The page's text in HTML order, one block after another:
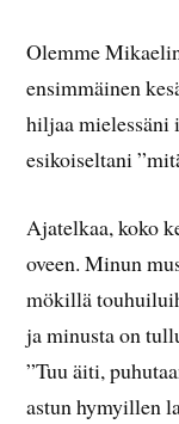
Olemme
ensimmäinen
hiljaa mielessäni
esikoiseltani
Ajatelkaa, koko
oveen. Minun
mökillä
ja minusta on
”Tuu äiti,
astun hymyillen